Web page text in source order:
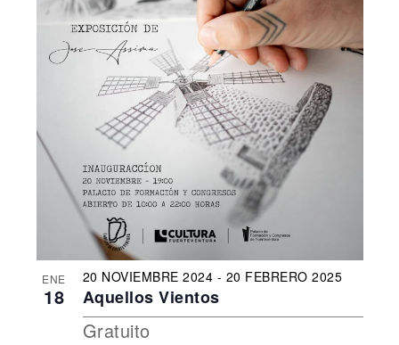
ENE
18
20 NOVIEMBRE 2024 - 20 FEBRERO 2025
Aquellos Vientos
Gratuito